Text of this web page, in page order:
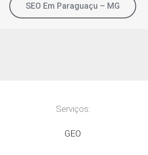
SEO Em Paraguaçu – MG
Serviços:
GEO